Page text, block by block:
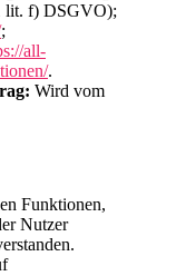
lit. f) DSGVO);
;
all-
.
Wird vom
Funktionen,
Nutzer